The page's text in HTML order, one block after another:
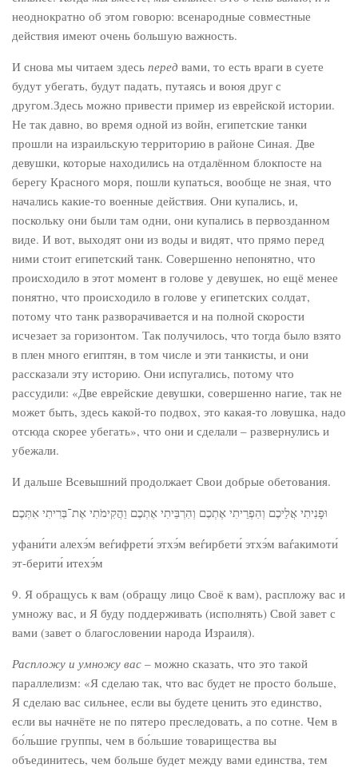
неоднократно об этом говорю: всенародные совместные
действия имеют очень большую важность.
И снова мы читаем здесь перед вами, то есть враги в суете
будут убегать, будут падать, путаясь и воюя друг с
другом.Здесь можно привести пример из еврейской истории.
Не так давно, во время одной из войн, египетские танки
прошли на израильскую территорию в районе Синая. Две
девушки, которые находились на отдалённом блокпосте на
берегу Красного моря, пошли купаться, вообще не зная, что
начались какие-то военные действия. Они купались, и,
поскольку они были там одни, они купались в первозданном
виде. И вот, выходят они из воды и видят, что прямо перед
ними стоит египетский танк. Совершенно непонятно, что
происходило в этот момент в голове у девушек, но ещё менее
понятно, что происходило в голове у египетских солдат,
потому что танк разворачивается и на полной скорости
исчезает за горизонтом. Так получилось, что тогда было взято
в плен много египтян, в том числе и эти танкисты, и они
рассказали эту историю. Они испугались, потому что
рассудили: «Две еврейские девушки, совершенно нагие, так не
может быть, здесь какой-то подвох, это какая-то ловушка, надо
отсюда скорее убегать», что они и сделали – развернулись и
убежали.
И дальше Всевышний продолжает Свои добрые обетования.
וּפָנִיתִי אֲלֵיכֶם וְהִפְרֵיתִי אֶתְכֶם וְהִרְבֵּיתִי אֶתְכֶם וַהֲקִימֹתִי אֶת־בְּרִיתִי אִתְּכֶם׃
уфани́ти алехэ́м веѓифрети́ этхэ́м веѓирбети́ этхэ́м ваѓакимоти́
эт-берити́ итехэ́м
9. Я обращусь к вам (обращу лицо Своё к вам), распложу вас и
умножу вас, и Я буду поддерживать (исполнять) Свой завет с
вами (завет о благословении народа Израиля).
Распложу и умножу вас – можно сказать, что это такой
параллелизм: «Я сделаю так, что вас будет не просто больше,
Я сделаю вас сильнее, если вы будете ценить это единство,
если вы начнёте не по пятеро преследовать, а по сотне. Чем в
бо́льшие группы, чем в бо́льшие товарищества вы
объединитесь, чем больше будет между вами единства, тем